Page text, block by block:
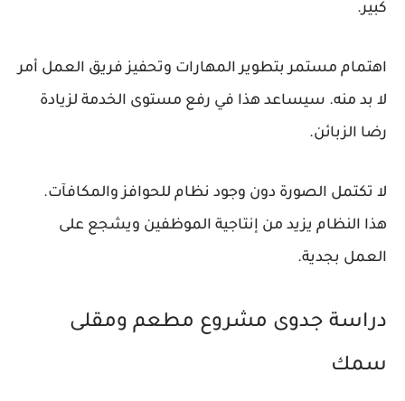
كبير.
اهتمام مستمر بتطوير المهارات وتحفيز فريق العمل أمر
لا بد منه. سيساعد هذا في رفع مستوى الخدمة لزيادة
رضا الزبائن.
لا تكتمل الصورة دون وجود نظام للحوافز والمكافآت.
هذا النظام يزيد من إنتاجية الموظفين ويشجع على
العمل بجدية.
دراسة جدوى مشروع مطعم ومقلى
سمك